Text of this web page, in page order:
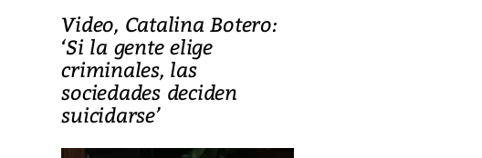
Video, Catalina Botero:
‘Si la gente elige
criminales, las
sociedades deciden
suicidarse’